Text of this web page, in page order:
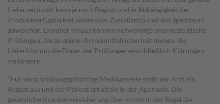
Lieferzeitpunkt kann je nach Region und in Abhängigkeit der
Produktverfügbarkeit sowie vom Zustellzeitpunkt des Spediteurs
abweichen. Darüber hinaus können notwendige pharmazeutische
Prüfungen, die zu deiner Arzneimittelsicherheit dienen, die
Lieferfrist um die Dauer der Prüfungen einschließlich Klärungen
verlängern.
4Für verschreibungspflichtige Medikamente stellt der Arzt ein
Rezept aus und der Patient erhält sie in der Apotheke. Die
gesetzliche Krankenversicherung übernimmt in der Regel die